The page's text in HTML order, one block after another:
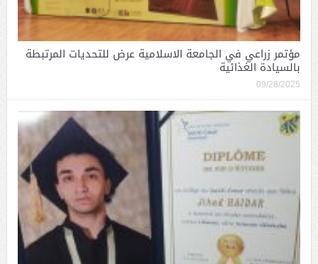
مؤتمر زراعي في الجامعة الاسلامية عرض للتحديات المرتبطة
بالسيادة الغذائية
09/28/2025